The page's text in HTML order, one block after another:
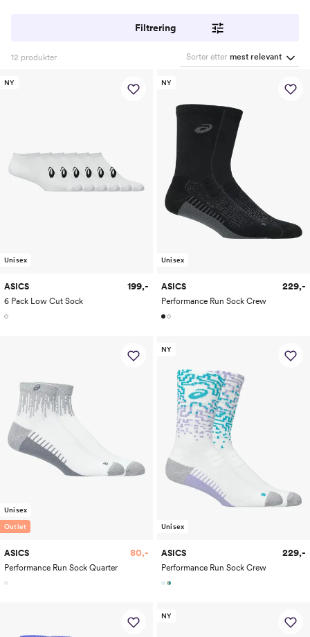
Filtrering
12 produkter Sorter etter mest relevant
NY
Unisex
ASICS
6 Pack Low Cut Sock
199,-
NY
Unisex
ASICS
Performance Run Sock Crew
229,-
Unisex
Outlet
ASICS
Performance Run Sock Quarter
80,-
NY
Unisex
ASICS
Performance Run Sock Crew
229,-
NY